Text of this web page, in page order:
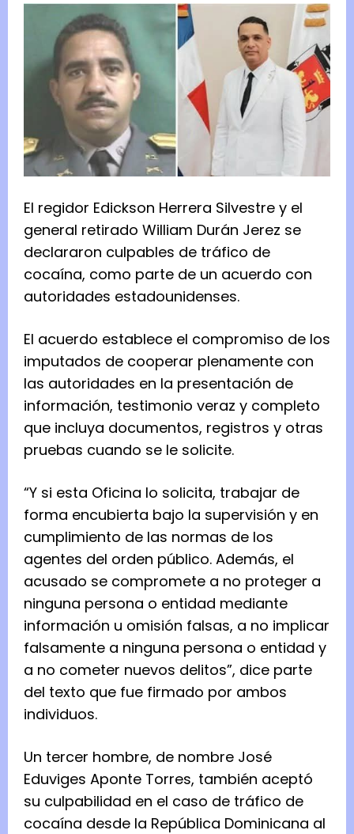
El regidor Edickson Herrera Silvestre y el
general retirado William Durán Jerez se
declararon culpables de tráfico de
cocaína, como parte de un acuerdo con
autoridades estadounidenses.
El acuerdo establece el compromiso de los
imputados de cooperar plenamente con
las autoridades en la presentación de
información, testimonio veraz y completo
que incluya documentos, registros y otras
pruebas cuando se le solicite.
“Y si esta Oficina lo solicita, trabajar de
forma encubierta bajo la supervisión y en
cumplimiento de las normas de los
agentes del orden público. Además, el
acusado se compromete a no proteger a
ninguna persona o entidad mediante
información u omisión falsas, a no implicar
falsamente a ninguna persona o entidad y
a no cometer nuevos delitos”, dice parte
del texto que fue firmado por ambos
individuos.
Un tercer hombre, de nombre José
Eduviges Aponte Torres, también aceptó
su culpabilidad en el caso de tráfico de
cocaína desde la República Dominicana al